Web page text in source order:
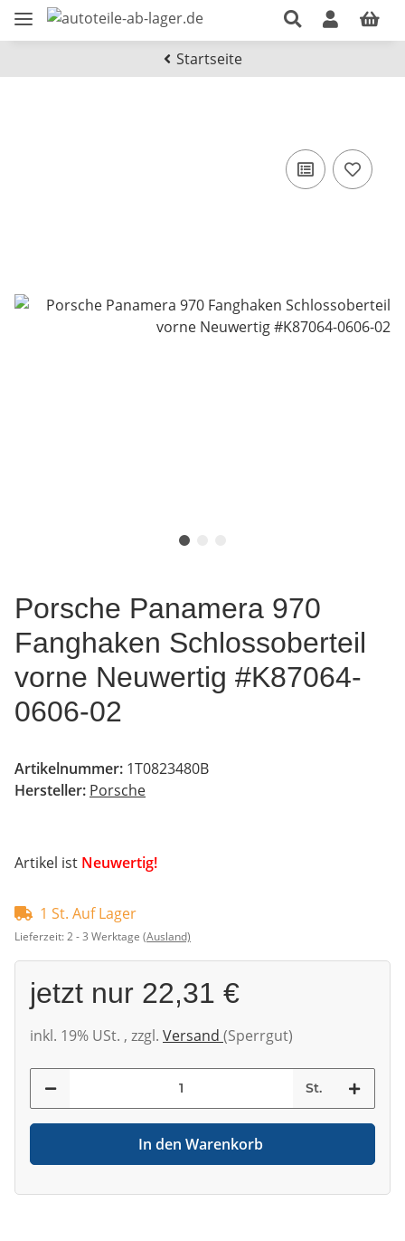
Startseite
Porsche Panamera 970
Fanghaken Schlossoberteil
vorne Neuwertig #K87064-
0606-02
Artikelnummer: 1T0823480B
Hersteller: Porsche
Artikel ist Neuwertig!
1 St. Auf Lager
Lieferzeit:2 - 3 Werktage (Ausland)
jetzt nur 22,31 €
inkl. 19% USt. , zzgl. Versand (Sperrgut)
St.
In den Warenkorb